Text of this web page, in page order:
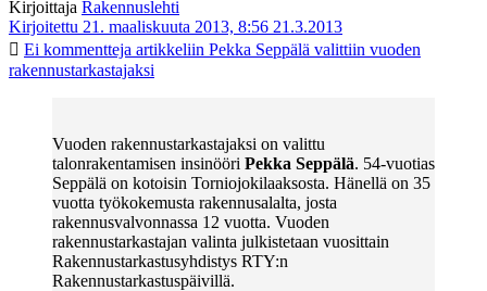
Kirjoittaja Rakennuslehti
Kirjoitettu 21. maaliskuuta 2013, 8:56 21.3.2013
Ei kommentteja artikkeliin Pekka Seppälä valittiin vuoden
rakennustarkastajaksi
Vuoden rakennustarkastajaksi on valittu
talonrakentamisen insinööri Pekka Seppälä. 54-vuotias
Seppälä on kotoisin Torniojokilaaksosta. Hänellä on 35
vuotta työkokemusta rakennusalalta, josta
rakennusvalvonnassa 12 vuotta. Vuoden
rakennustarkastajan valinta julkistetaan vuosittain
Rakennustarkastusyhdistys RTY:n
Rakennustarkastuspäivillä.